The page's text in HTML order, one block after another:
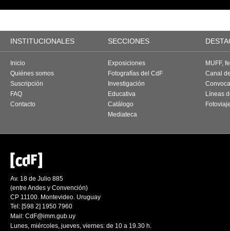
INSTITUCIONALES SECCIONES
Inicio
Quiénes somos
Suscripción
FAQ
Contacto
Exposiciones
Fotografías del CdF
Investigación
Educativa
Catálogo
Mediateca
MUFF,
Canal
Líneas
Av. 18 de Julio 885
(entre Andes y Convención)
CP 11100. Montevideo. Uruguay
Tel: [598 2] 1950 7960
Mail: CdF@imm.gub.uy
Lunes, miércoles, jueves, viernes: de 10 a 19.30 h.